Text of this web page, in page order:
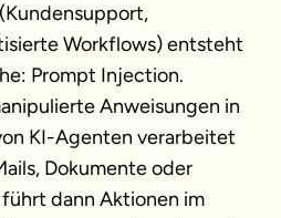
Workflows) entsteht
Prompt Injection.
Anweisungen in
KI-Agenten verarbeitet
Dokumente oder
dann Aktionen im